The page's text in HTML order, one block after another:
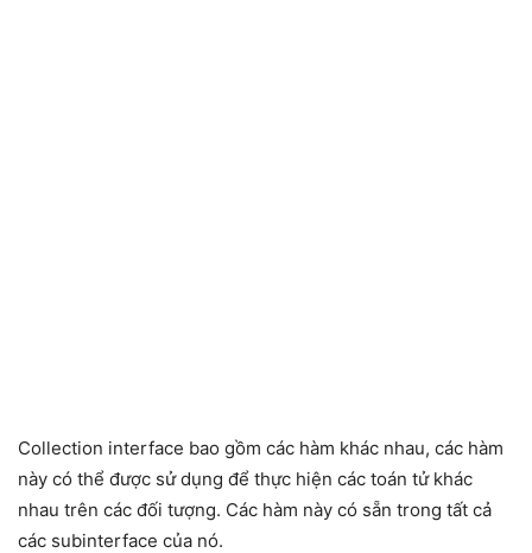
Collection interface bao gồm các hàm khác nhau, các hàm
này có thể được sử dụng để thực hiện các toán tử khác
nhau trên các đối tượng. Các hàm này có sẵn trong tất cả
các subinterface của nó.